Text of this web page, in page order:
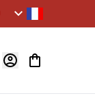
Voir le